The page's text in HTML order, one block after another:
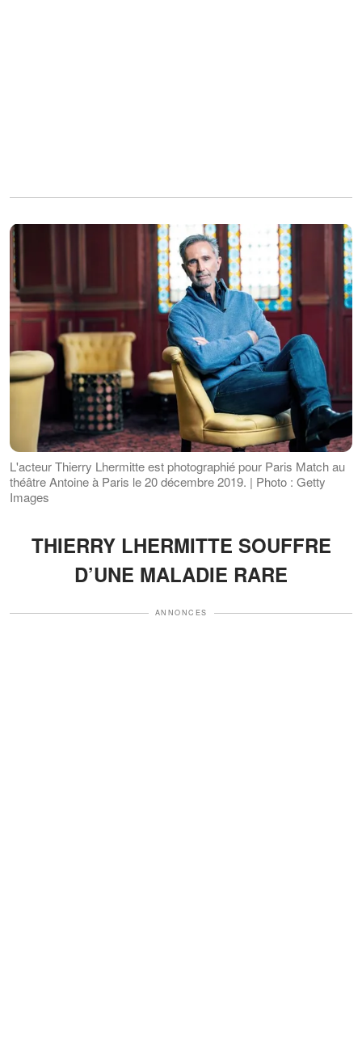
L'acteur Thierry Lhermitte est photographié pour Paris Match au
théâtre Antoine à Paris le 20 décembre 2019. | Photo : Getty
Images
THIERRY LHERMITTE SOUFFRE
D’UNE MALADIE RARE
ANNONCES